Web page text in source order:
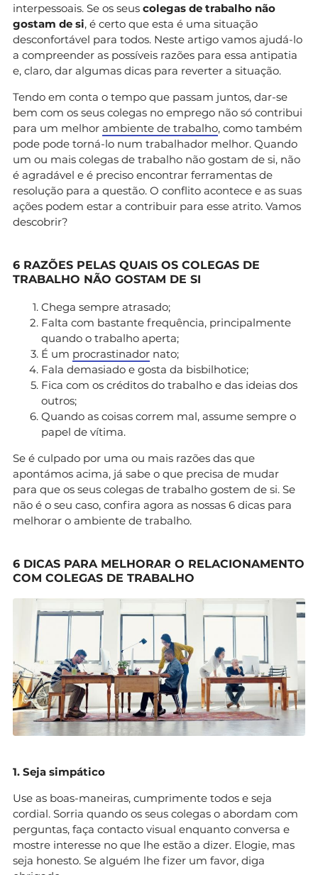
interpessoais. Se os seus colegas de trabalho não
gostam de si, é certo que esta é uma situação
desconfortável para todos. Neste artigo vamos ajudá-lo
a compreender as possíveis razões para essa antipatia
e, claro, dar algumas dicas para reverter a situação.
Tendo em conta o tempo que passam juntos, dar-se
bem com os seus colegas no emprego não só contribui
para um melhor ambiente de trabalho, como também
pode pode torná-lo num trabalhador melhor. Quando
um ou mais colegas de trabalho não gostam de si, não
é agradável e é preciso encontrar ferramentas de
resolução para a questão. O conflito acontece e as suas
ações podem estar a contribuir para esse atrito. Vamos
descobrir?
6 RAZÕES PELAS QUAIS OS COLEGAS DE
TRABALHO NÃO GOSTAM DE SI
Chega sempre atrasado;
Falta com bastante frequência, principalmente
quando o trabalho aperta;
É um procrastinador nato;
Fala demasiado e gosta da bisbilhotice;
Fica com os créditos do trabalho e das ideias dos
outros;
Quando as coisas correm mal, assume sempre o
papel de vítima.
Se é culpado por uma ou mais razões das que
apontámos acima, já sabe o que precisa de mudar
para que os seus colegas de trabalho gostem de si. Se
não é o seu caso, confira agora as nossas 6 dicas para
melhorar o ambiente de trabalho.
6 DICAS PARA MELHORAR O RELACIONAMENTO
COM COLEGAS DE TRABALHO
1. Seja simpático
Use as boas-maneiras, cumprimente todos e seja
cordial. Sorria quando os seus colegas o abordam com
perguntas, faça contacto visual enquanto conversa e
mostre interesse no que lhe estão a dizer. Elogie, mas
seja honesto. Se alguém lhe fizer um favor, diga